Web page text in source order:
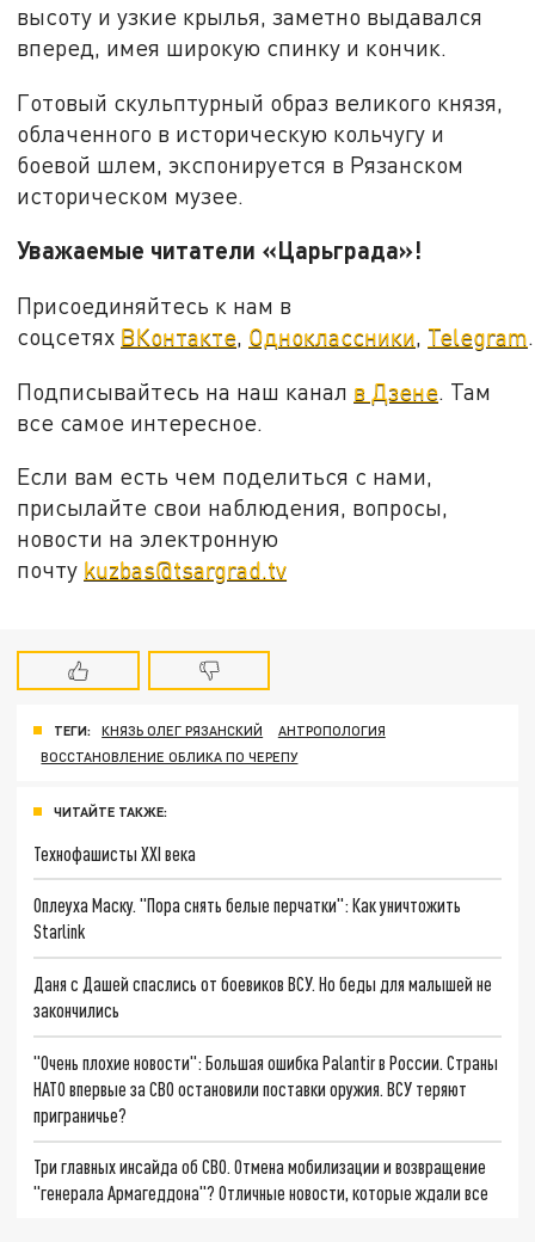
высоту и узкие крылья, заметно выдавался
вперед, имея широкую спинку и кончик.
Готовый скульптурный образ великого князя,
облаченного в историческую кольчугу и
боевой шлем, экспонируется в Рязанском
историческом музее.
Уважаемые читатели «Царьграда»!
Присоединяйтесь к нам в
соцсетях ВКонтакте, Одноклассники, Telegram.
Подписывайтесь на наш канал в Дзене . Там
все самое интересное.
Если вам есть чем поделиться с нами,
присылайте свои наблюдения, вопросы,
новости на электронную
почту kuzbas@tsargrad.tv
ТЕГИ: КНЯЗЬ ОЛЕГ РЯЗАНСКИЙ
АНТРОПОЛОГИЯ
ВОССТАНОВЛЕНИЕ ОБЛИКА ПО ЧЕРЕПУ
ЧИТАЙТЕ ТАКЖЕ:
Технофашисты XXI века
Оплеуха Маску. "Пора снять белые перчатки": Как уничтожить
Starlink
Даня с Дашей спаслись от боевиков ВСУ. Но беды для малышей не
закончились
"Очень плохие новости": Большая ошибка Palantir в России. Страны
НАТО впервые за СВО остановили поставки оружия. ВСУ теряют
приграничье?
Три главных инсайда об СВО. Отмена мобилизации и возвращение
"генерала Армагеддона"? Отличные новости, которые ждали все